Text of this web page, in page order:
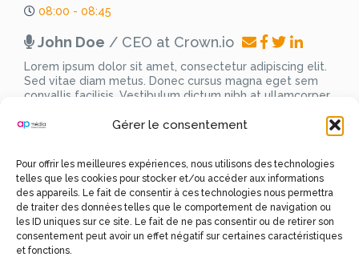
Gérer le consentement
Pour offrir les meilleures expériences, nous utilisons des technologies
telles que les cookies pour stocker et/ou accéder aux informations
des appareils. Le fait de consentir à ces technologies nous permettra
de traiter des données telles que le comportement de navigation ou
les ID uniques sur ce site. Le fait de ne pas consentir ou de retirer son
consentement peut avoir un effet négatif sur certaines caractéristiques
et fonctions.
08:00 - 08:45
John Doe / CEO at Crown.io
Lorem ipsum dolor sit amet, consectetur adipiscing elit.
Sed vitae diam metus. Donec cursus magna eget sem
convallis facilisis. Vestibulum dictum nibh at ullamcorper
pellentesque. Nunc sagittis, felis in feugiat mollis, libero
Sed vitae diam metus. Donec cursus magna eget sem
convallis facilisis. Vestibulum dictum nibh at ullamcorper
tincidunt. Phasellus scelerisque nisl non ullamcorper
pellentesque. Nunc sagittis, felis in feugiat mollis, libero
eros consectetur elit non cursus lacus nisl at dolor.
Lorem ipsum dolor sit amet, consectetur adipiscing elit.
Sed vitae diam metus. Donec cursus magna eget sem